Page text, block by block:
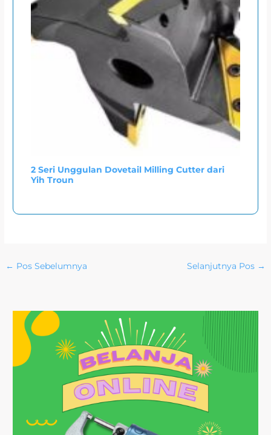
2 Seri Unggulan Dovetail Milling Cutter dari
Yih Troun
← Pos Sebelumnya Selanjutnya Pos →